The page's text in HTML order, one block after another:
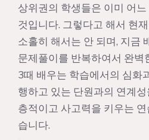
상위권의 학생들은 이미 어
것입니다. 그렇다고 해서 현
소홀히 해서는 안 되며, 지금
문제풀이를 반복하여서 완벽
3때 배우는 학습에서의 심화
행하고 있는 단원과의 연계
층적이고 사고력을 키우는
습니다.